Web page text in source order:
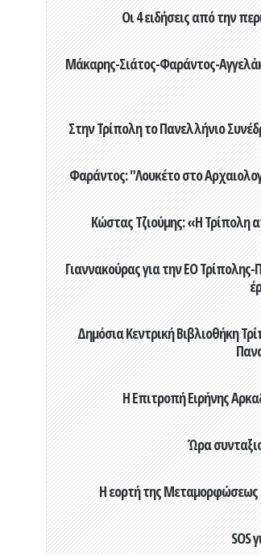
Οι 4 ειδήσεις από την
Μάκαρης-Σιάτος-Φαράντος-
Στην Τρίπολη το Πανελλήνιο
Φαράντος: "Λουκέτο στο
Κώστας Τζιούμης: «Η Τρίπολη
Γιαννακούρας για την EO
Δημόσια Κεντρική Βιβλιοθήκη
Η Επιτροπή Ειρήνης
Ώρα
Η εορτή της Μεταμορφώσεως
SOS